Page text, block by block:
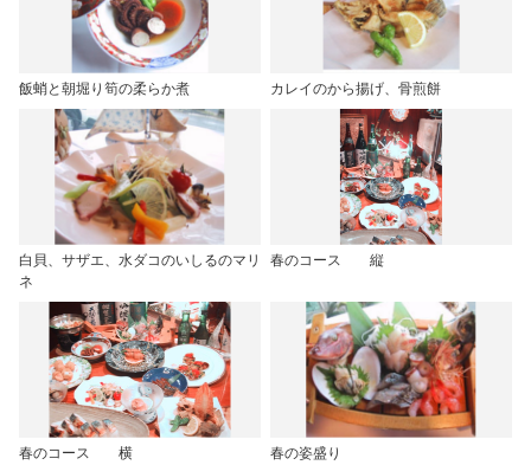
飯蛸と朝堀り筍の柔らか煮 カレイのから揚げ、骨煎餅
白貝、サザエ、水ダコのいしるのマリ
ネ
春のコース 縦
春のコース 横 春の姿盛り